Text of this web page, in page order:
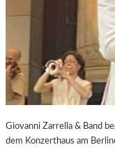
Giovanni Zarrella & Band
dem Konzerthaus am